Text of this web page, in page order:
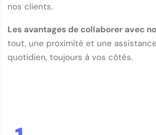
nos clients.
Les avantages de collaborer avec
tout, une proximité et une
quotidien, toujours à vos côtés.